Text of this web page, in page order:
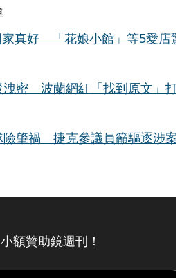
家真好 「花娘小館」等5愛店
洩密 波蘭網紅「找到原文」打
險肇禍 捷克參議員籲驅逐涉案
額贊助鏡週刊！